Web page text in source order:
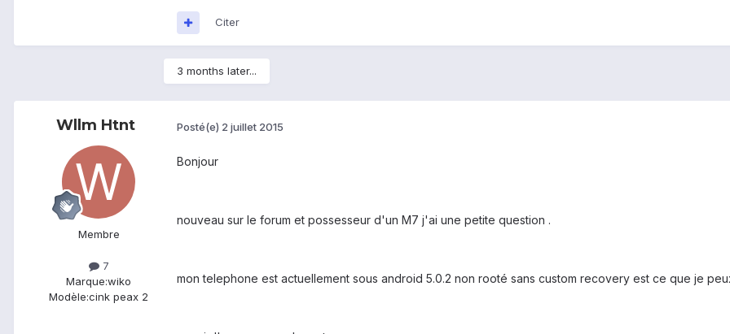
Citer
3 months later...
Wllm Htnt
Membre
7
Marque:wiko
Modèle:cink peax 2
Posté(e) 2 juillet 2015
Bonjour
nouveau sur le forum et possesseur d'un M7 j'ai une petite question .
mon telephone est actuellement sous android 5.0.2 non rooté sans custom recovery est ce que je